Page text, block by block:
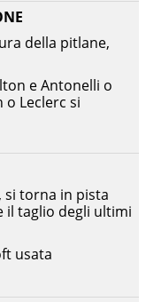
si torna in pista
il taglio degli ultimi
usata
della pitlane,
e Antonelli o
Leclerc si